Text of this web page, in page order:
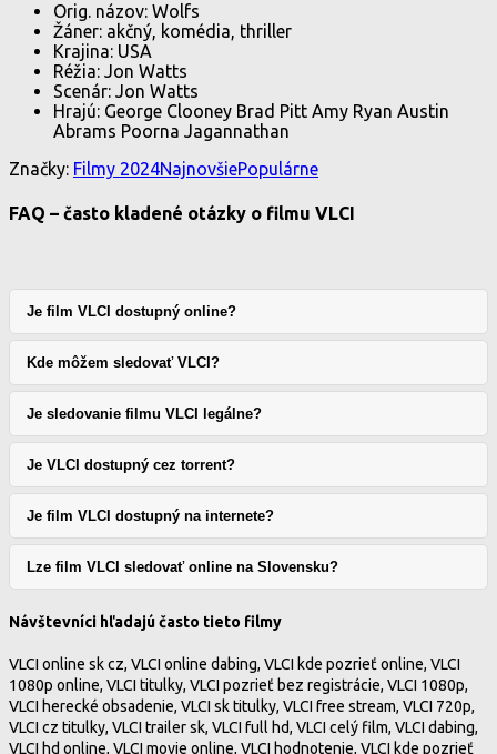
Orig. názov: Wolfs
Žáner: akčný, komédia, thriller
Krajina: USA
Réžia: Jon Watts
Scenár: Jon Watts
Hrajú: George Clooney Brad Pitt Amy Ryan Austin
Abrams Poorna Jagannathan
Značky: Filmy 2024NajnovšiePopulárne
FAQ – často kladené otázky o filmu VLCI
Je film VLCI dostupný online?
Kde môžem sledovať VLCI?
Je sledovanie filmu VLCI legálne?
Je VLCI dostupný cez torrent?
Je film VLCI dostupný na internete?
Lze film VLCI sledovať online na Slovensku?
Návštevníci hľadajú často tieto filmy
VLCI online sk cz, VLCI online dabing, VLCI kde pozrieť online, VLCI
1080p online, VLCI titulky, VLCI pozrieť bez registrácie, VLCI 1080p,
VLCI herecké obsadenie, VLCI sk titulky, VLCI free stream, VLCI 720p,
VLCI cz titulky, VLCI trailer sk, VLCI full hd, VLCI celý film, VLCI dabing,
VLCI hd online, VLCI movie online, VLCI hodnotenie, VLCI kde pozrieť